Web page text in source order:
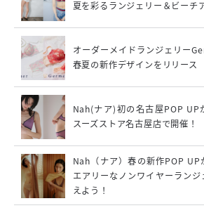
夏を彩るランジェリー＆ビーチ
オーダーメイドランジェリー
春夏の新作デザインをリリース
Nah(ナア)初の名古屋POP UP
スーズストア名古屋店で開催！
Nah（ナア）春の新作POP UP
エアリーなノンワイヤーラン
えよう！